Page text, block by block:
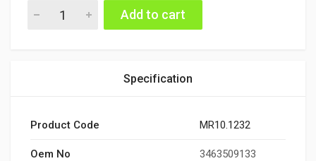
PLANET TAŞIYICI UZUN quantity
Add to cart
Specification
Product Code MR10.1232
Oem No 3463509133